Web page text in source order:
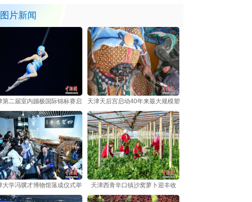
有责”新时代使命
图片新闻
第二届室内蹦极国际锦标赛启幕 中外选手跃动海河之畔天津天后宫启动40年来最大规模塑像修复 非遗技艺护航700
大学冯骥才博物馆落成仪式举行 天津西青辛口镇沙窝萝卜迎丰收